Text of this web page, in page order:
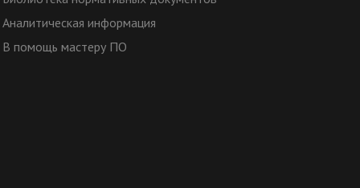
Аналитическая информация
В помощь мастеру ПО